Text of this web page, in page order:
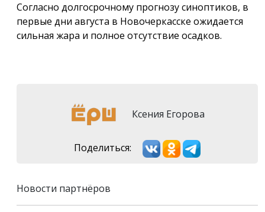
Согласно долгосрочному прогнозу синоптиков, в
первые дни августа в Новочеркасске ожидается
сильная жара и полное отсутствие осадков.
Ксения Егорова
Поделиться:
Новости партнёров